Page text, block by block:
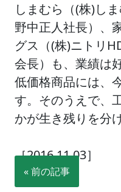
しまむら（(株)し
野中正人社長）、
グス（(株)ニトリ
会長）も、業績は
低価格商品には、
す。そのうえで、
かが生き残りを分
［2016.11.03］
« 前の記事